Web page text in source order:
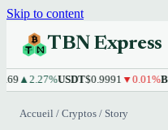
Skip to content
TBN Express
▲2.27%USDT$0.9991▼0.01%
Accueil / Cryptos / Story